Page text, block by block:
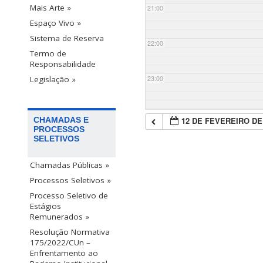
Mais Arte »
Espaço Vivo »
Sistema de Reserva
Termo de
Responsabilidade
Legislação »
CHAMADAS E
PROCESSOS
SELETIVOS
Chamadas Públicas »
Processos Seletivos »
Processo Seletivo de
Estágios
Remunerados »
Resolução Normativa
175/2022/CUn –
Enfrentamento ao
21:00
22:00
23:00
12 DE FEVEREIRO